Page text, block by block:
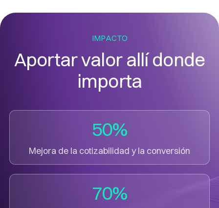
IMPACTO
Aportar valor allí donde
importa
50%
Mejora de la cotizabilidad y la conversión
70%